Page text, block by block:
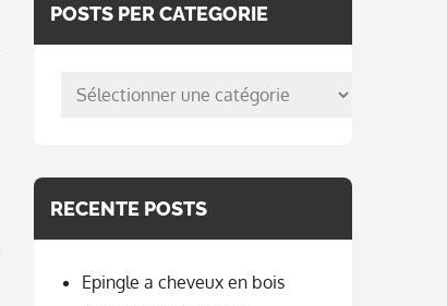
POSTS PER CATEGORIE
posts
RECENTE POSTS
Epingle a cheveux en bois